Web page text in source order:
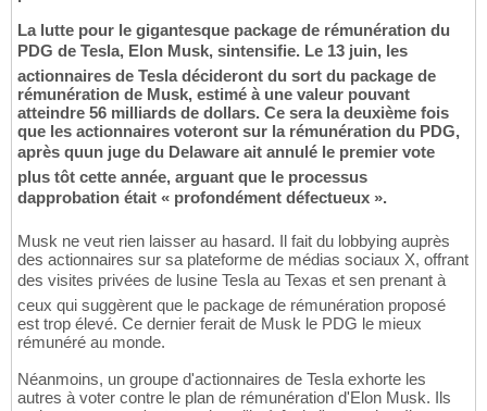
La lutte pour le gigantesque package de rémunération du
PDG de Tesla, Elon Musk, sintensifie. Le 13 juin, les
actionnaires de Tesla décideront du sort du package de
rémunération de Musk, estimé à une valeur pouvant
atteindre 56 milliards de dollars. Ce sera la deuxième fois
que les actionnaires voteront sur la rémunération du PDG,
après quun juge du Delaware ait annulé le premier vote
plus tôt cette année, arguant que le processus
dapprobation était « profondément défectueux ».
Musk ne veut rien laisser au hasard. Il fait du lobbying auprès
des actionnaires sur sa plateforme de médias sociaux X, offrant
des visites privées de lusine Tesla au Texas et sen prenant à
ceux qui suggèrent que le package de rémunération proposé
est trop élevé. Ce dernier ferait de Musk le PDG le mieux
rémunéré au monde.
Néanmoins, un groupe d'actionnaires de Tesla exhorte les
autres à voter contre le plan de rémunération d'Elon Musk. Ils